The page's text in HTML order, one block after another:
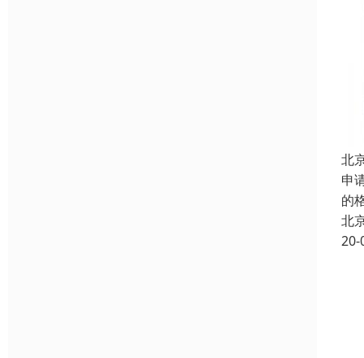
北
申
的
北
20-